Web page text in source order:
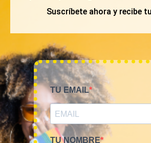
OTOÑO-INVIERNO
Mix jerseis vintage 12€/kg
60,00€–240,00€
Mix
Suscríbete ahora y recibe
TU EMAIL
TU NOMBRE